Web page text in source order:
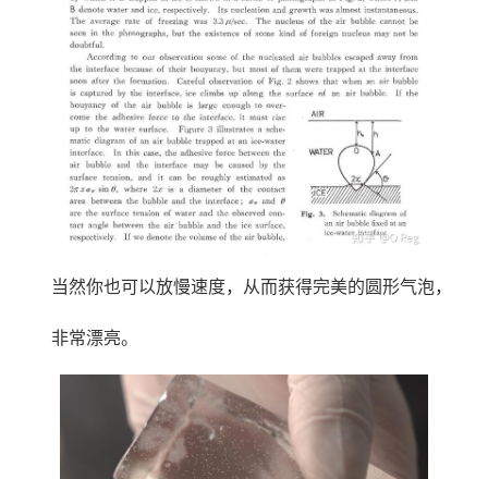
当然你也可以放慢速度，从而获得完美的圆形气泡，
非常漂亮。